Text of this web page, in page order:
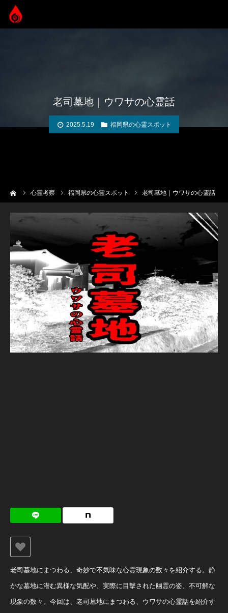
老司墓地｜ウワサの心霊話
2025.5.19 福岡県の心霊スポット
心霊考察 福岡県の心霊スポット 老司墓地｜ウワサの心霊話
老司墓地にまつわる、奇妙で不気味な心霊現象の数々を紹介する。静
かな墓地に潜む異様な気配や、実際に目撃された幽霊の姿、不可解な
現象の数々。今回は、老司墓地にまつわる、ウワサの心霊話を紹介す